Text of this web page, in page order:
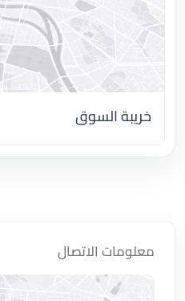
خريبة السوق
معلومات الاتصال